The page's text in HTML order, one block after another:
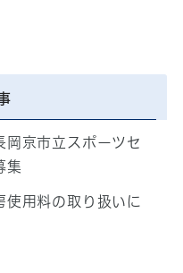
岡京市立スポーツセ
集
使用料の取り扱いに